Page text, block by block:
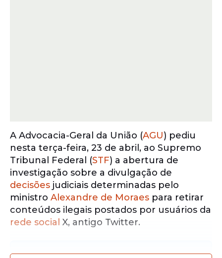
A Advocacia-Geral da União (AGU) pediu
nesta terça-feira, 23 de abril, ao Supremo
Tribunal Federal (STF) a abertura de
investigação sobre a divulgação de
decisões judiciais determinadas pelo
ministro Alexandre de Moraes para retirar
conteúdos ilegais postados por usuários da
rede social X, antigo Twitter.
Notícias pelo WhatsApp